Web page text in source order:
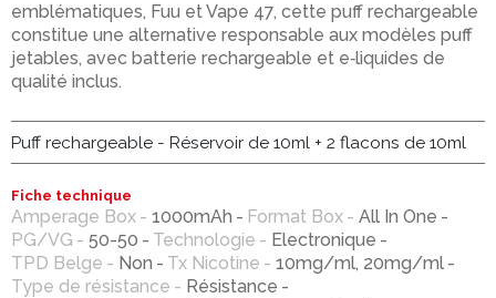
emblématiques, Fuu et Vape 47, cette puff rechargeable
constitue une alternative responsable aux modèles puff
jetables, avec batterie rechargeable et e‑liquides de
qualité inclus.
Puff rechargeable - Réservoir de 10ml + 2 flacons de 10ml
Fiche technique
Amperage Box 1000mAh Format Box
All In One
PG/VG
50-50 Technologie
Electronique
TPD Belge
Non Tx Nicotine
10mg/ml, 20mg/ml
Type de résistance
Résistance